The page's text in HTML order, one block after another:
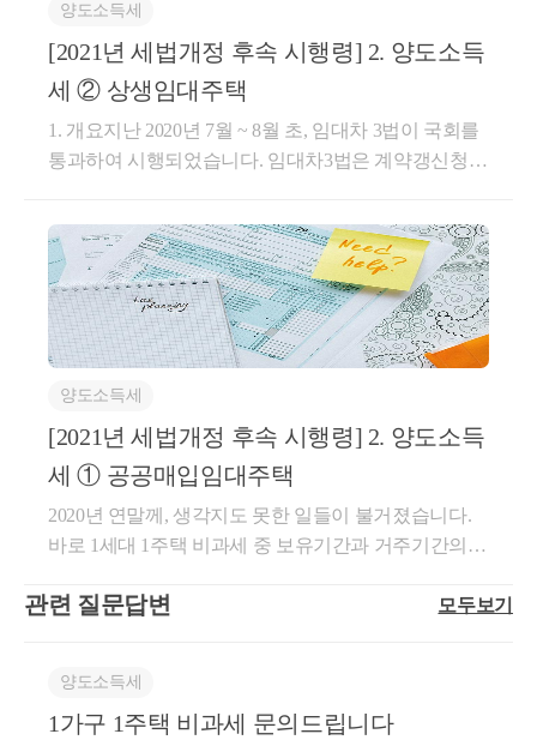
○ 회장에게 자금을 지원한 것으로 판단하였지만, 동 작
품은 거래처에 선물하기 위한 목적으로 합리적이고 저
렴한 가격에 구매한 것으로 일부는 회사의 미관과 업
어 두었다.(7)(쟁점②고가매입액) 처분청은 청구법인
이 구입한 사진작품에 대해서 고가로 매입하였다 하여
를 어떤 것으로 보았는지 근거를 전혀 제시하지 않고
과세하였다.[처분청 의견](6)(쟁점①-6광고선전비) 청
구법인이 ○○ 구입비용을 손금으로 인정받기 위해서는
사업과 관련하여 일반적으로 용인되는 통상적인 비용
인지를 입증해야 하는 것이나, 아무런 근거 없이 ○○을
｢법인세법｣ 제19조의 손금의 요건을 인정하기는 어렵
고, ○○ 4SET 중 3SET는 장기간 미사용상태로 보관한
것이라고 보기 어려우며, ○○의 해외전시회 비용마련
을 위해 경제적 합리성 없이 구매한 것에 불과하다.(7)
(쟁점②고가매입액) 청구법인은 조사청이 ○○의 사진
작품에 대한 시가 산출근거를 제시하지 못하고 있다고
자료도 제출하지 아니하여, 조사청은 부득이 ○○ 작품
의 거래경위, 가격결정 구조 등에 대하여 ㈜○○의 대표
으로 초상화를 그려주고 대가를 받는 경우에는 부가가
치세법시행령 제35조 제1호 (가)목의 규정에 의하여 부
가가치세가 면제된다. ​​2) 물적 시설 없이​물적 시설 없
이 제공하는 인적용역이어야 합니다. 물적시설이란,
계속적·반복적으로 사업에만 이용되는 건축물·기계장
치 등의 사업설비(임차한 것을 포함한다)를 말합니다.
다. 종류는 불문합니다. 법에서는 건축물과 기계장치
를 예로 듭니다. 인스타그램이나 유튜브를 기반으로
활동하는 프리랜서는 어떨까요? 인터넷을 활용한 가
상 공간은 건축물이나 기계장치가 아닙니다. 지금은
인스타그램이나 유튜브를 활용하더라도 물적시설로
컬렉터의 양도소득세 기준에서는 [인터넷 등 정보통신
망을 이용한 가상의 사업장]이라는 문구가 등장합니
다. 비교적 최근에 개정된 부분에서 이런 경향이 나타
도 개정될 수도 있겠다는 생각을 합니다.​②자가보유와
임차를 불문합니다. 임차한 경우 임차료도 불문합니
실을 내고 활동하는 경우가 있습니다. 판례에서는 강
으로 임대하고 있는 경우에도 사업에 계속 반복적으로
고 보았습니다. 하지만 자택은 사업장으로 보지 않습
하였다가 매출할 수 있습니다. 이 경우 매입하는 순간
작품은 작가 손을 떠나고, 갤러리의 재산이 됩니다. 그
결정하고, 파손위험과 재고위험도 갤러리가 떠안습니
다. 이때 갤러리와 딜러는 미술품 도소매업을 영위하
는 개인 사업자 입니다. 미술품 매매가액이 총수입금
다.​또는 아트딜러와 갤러리스트가 작품 매매 주선만
맡을 수도 있습니다. 경매회사는 작품의 매매만 주선
하므로 여기에 속합니다. 이때는 딜러, 갤러리스트, 경
매회사가 작품을 소유하지 않고, 작품이 팔리지 않을
때 재고 위험도 작가나 컬렉터가 집니다. 따라서 위탁
판매업, 중개알선업에 해당합니다. 위탁수수료가 사업
의 총수입금액이 되고, 부대비용이 필요경비가 됩니
다.​미술품 소매업이든 위탁판매업이든 영리를 목적으
로 자기의 계산과 책임 하에 계속적·반복적으로 행하
는 활동을 통하여 얻는 소득이라면 사업소득이 됩니
다.​​2) 근로소득​경매회사나 갤러리에 고용된 몸으로 위
와 같은 활동을 하고 회사로부터 종속된 지위에서 급
속된 지위라는 것은, 업무시간, 업무장소에 제약을 받
자기 능력에 따라 상여금을 많이 받는다고 해도, 경매
니다.​​3) 기타소득​흔하지는 않지만, 본업이 중개가 아닌
업을 규정하고 있습니다. 비교적 조합원의 수가 적거
나 면적이 좁은 지역에 대하여 절차를 간소화해주기
위함입니다.​그런데 종전 세법에서는 정비사업 중에서
재개발사업, 재건축사업, 소규모재건축사업만을 인정
하고 있었기 때문에, 조합원입주권의 개념을 위 3가지
정비사업의 조합원으로서 입주자로 선정된 지위라고
주택정비사업을 비롯하여 다른 정비사업은 세법이 인
정하는 정비사업이 아니었고, 다른 정비사업의 입주자
로 선정된 지위는 조합원입주권이 아니었습니다.​구 소
득세법 제88조(정의)이 장에서 사용하는 용어의 뜻은
다음과 같다.9. “조합원입주권”이란 「도시 및 주거환
경정비법」 제74조에 따른 관리처분계획의 인가 및
「빈집 및 소규모주택 정비에 관한 특례법」 제29조에
따른 사업시행계획인가로 인하여 취득한 입주자로 선
정된 지위를 말한다. 이 경우 「도시 및 주거환경정비
소규모주택 정비에 관한 특례법」에 따른 소규모재건
축사업을 시행하는 정비사업조합의 조합원으로서 취
로 한정하며, 이에 딸린 토지를 포함한다.​​조합원입주
조합원입주권 비과세​장점이라면, 조합원입주권은 주
계획인가)일 현재 1세대 1주택 비과세 요건을 갖춘 경
양도소득세
[2021년 세법개정 후속 시행령] 2. 양도소득
세 ② 상생임대주택
1. 개요​지난 2020년 7월 ~ 8월 초, 임대차 3법이 국회를
통과하여 시행되었습니다. 임대차3법은 계약갱신청구
서 임대차 시장에 가장 큰 변화를 가져온 것은 계약갱
신청구권 개정입니다. 종전까지 임대기간 2년을 기준
으로 전월세시장이 움직이다가 갑자기 4년으로 늘어
나면서 큰 혼란이 빚어졌습니다. 전월세 물량 공급이
제한되면서 가격이 올랐고요, 비슷한 물건들 사이에서
2중/3중 가격이 공존하는 불합리가 이어졌습니다.​무엇
보다 임대인과 임차인이 갈등을 빚는 일이 속출했습니
다. 임대인들은 시세에 맞지 않는 전세보증금을 받고
있어 불만이고, 임차인들은 너무나 올라버린 전세가에
원래 살던 동네를 떠나게 되어 불만이었습니다. 임차
인은 집주인 사정을 빌미로 계약갱신청구를 쓰지 않는
조건으로 임대인에게 수천만원을 요구하기도 하고, 임
위장 실거주를 주장하는 등 서로가 손해보지 않기 위
갱신청구권이 도입된 지 2년이 됩니다. 계약갱신청구
을 찾아 떠나야 합니다. 그동안 전세값이 많이 올랐기
양도소득세
[2021년 세법개정 후속 시행령] 2. 양도소득
세 ① 공공매입임대주택
2020년 연말께, 생각지도 못한 일들이 불거졌습니다.
바로 1세대 1주택 비과세 중 보유기간과 거주기간의
니다. [소득세법 시행령 제154조 제1항 제1호]에 따르
받아서 양도하는 경우에는, 분양일부터 새로 보유 2년,
거주 2년을 충족할 것 없이 12억까지 비과세 처리해줍
관련 질문답변 모두보기
양도소득세
1가구 1주택 비과세 문의드립니다